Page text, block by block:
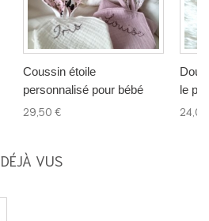
Coussin étoile
personnalisé pour bébé
29,50 €
le
DÉJÀ VUS